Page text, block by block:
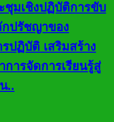
มเชิงปฏิบัติการขับ
ปรัชญาของ
ปฏิบัติ เสริมสร้าง
ารจัดการเรียนรู้สู่
..